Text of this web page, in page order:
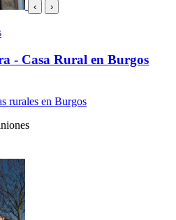
‹ ›
- Casa Rural en Burgos
rurales en Burgos